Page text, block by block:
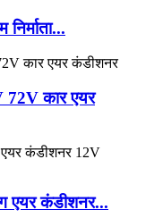
72V कार एयर
एयर कंडीशनर...